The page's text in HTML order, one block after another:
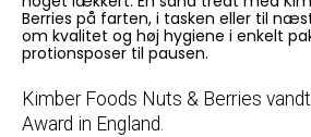
Berries på farten, i tasken eller til
om kvalitet og høj hygiene i enkelt
protionsposer til pausen.
Kimber Foods Nuts & Berries
Award in England.